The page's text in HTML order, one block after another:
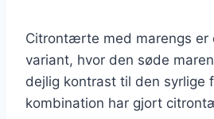
Citrontærte med marengs
variant, hvor den søde
dejlig kontrast til den syrlige
kombination har gjort